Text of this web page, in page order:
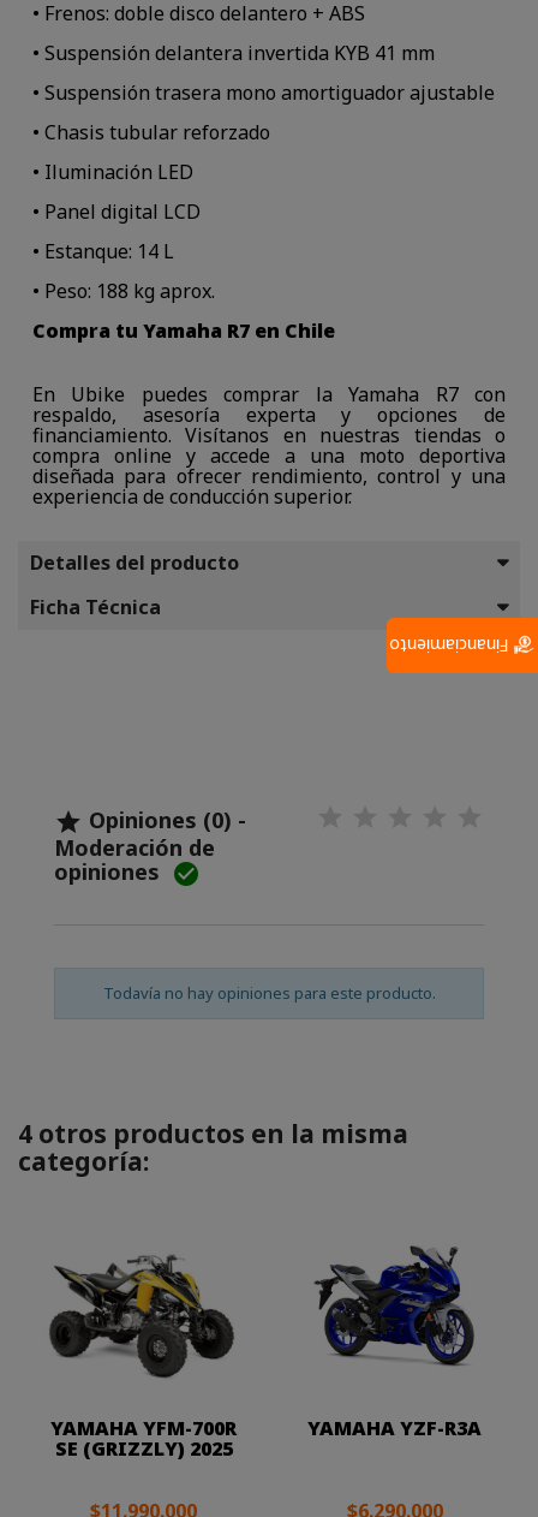
• Frenos: doble disco delantero + ABS
• Suspensión delantera invertida KYB 41 mm
• Suspensión trasera mono amortiguador ajustable
• Chasis tubular reforzado
• Iluminación LED
• Panel digital LCD
• Estanque: 14 L
• Peso: 188 kg aprox.
Compra tu Yamaha R7 en Chile
En Ubike puedes comprar la Yamaha R7 con
respaldo, asesoría experta y opciones de
financiamiento. Visítanos en nuestras tiendas o
compra online y accede a una moto deportiva
diseñada para ofrecer rendimiento, control y una
experiencia de conducción superior.
Detalles del producto
Ficha Técnica
 Opiniones (0) -
Moderación de
opiniones 
Todavía no hay opiniones para este producto.
4 otros productos en la misma
categoría:
YAMAHA YFM-700R
SE (GRIZZLY) 2025
$11.990.000
YAMAHA YZF-R3A
$6.290.000
Financiamiento